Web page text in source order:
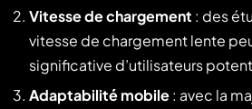
Vitesse de chargement : des
vitesse de chargement lente
significative d’utilisateurs
Adaptabilité mobile: avec la